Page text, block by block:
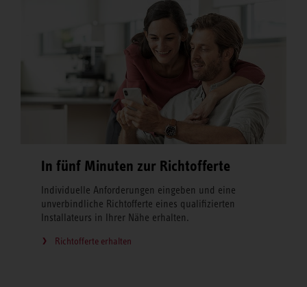
In fünf Minuten zur Richtofferte
Individuelle Anforderungen eingeben und eine
unverbindliche Richtofferte eines qualifizierten
Installateurs in Ihrer Nähe erhalten.
Richtofferte erhalten